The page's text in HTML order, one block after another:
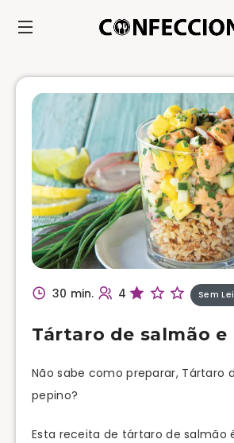
30 min. 4 Sem
Tártaro de salmão e
Não sabe como preparar, Tártaro
pepino?
Esta receita de tártaro de salmão